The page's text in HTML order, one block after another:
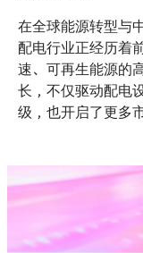
在全球能源转型与
配电行业正经历着
速、可再生能源的
长，不仅驱动配电
级，也开启了更多